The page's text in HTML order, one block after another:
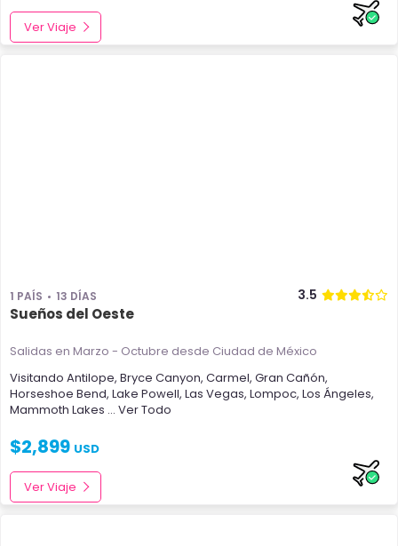
Ver Viaje
1 PAÍS 13 DÍAS 3.5
Sueños del Oeste
Salidas en Marzo - Octubre desde Ciudad de México
Visitando Antilope, Bryce Canyon, Carmel, Gran Cañón,
Horseshoe Bend, Lake Powell, Las Vegas, Lompoc, Los Ángeles,
Mammoth Lakes ... Ver Todo
$2,899 USD
Ver Viaje